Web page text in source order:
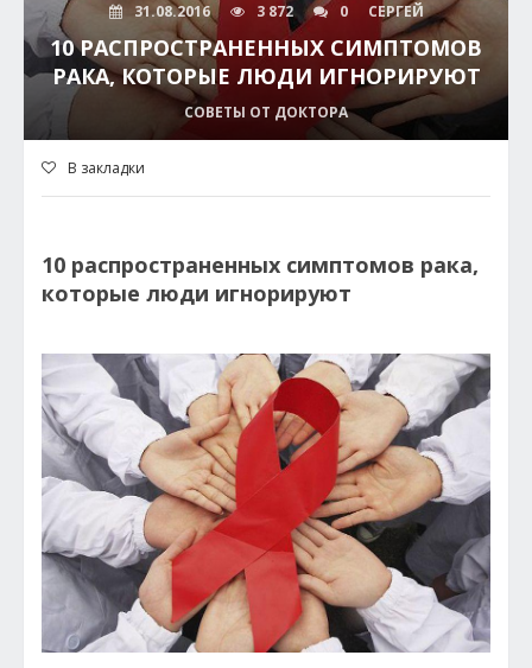
31.08.2016 3 872 0 СЕРГЕЙ
10 РАСПРОСТРАНЕННЫХ СИМПТОМОВ
РАКА, КОТОРЫЕ ЛЮДИ ИГНОРИРУЮТ
СОВЕТЫ ОТ ДОКТОРА
В закладки
10 распространенных симптомов рака,
которые люди игнорируют